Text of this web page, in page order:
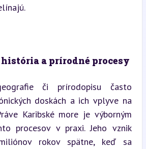
a prírodné procesy
či prírodopisu často
doskách a ich vplyve na
Karibské more je výborným
procesov v praxi. Jeho vznik
rokov spätne, keď sa